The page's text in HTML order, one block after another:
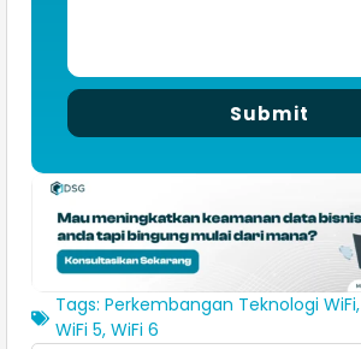
Submit
Tags: Perkembangan Teknologi WiFi,
WiFi 5, WiFi 6